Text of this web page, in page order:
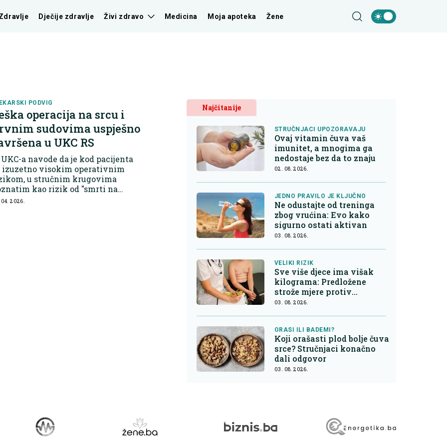
Dječije zdravlje Živi zdravo Medicina Moja apoteka Žene
PODVIG
operacija na srcu i
sudovima uspješno
u UKC RS
a navode da je kod pacijenta
izuzetno visokim operativnim
u stručnim krugovima
kao rizik od "smrti na
izvršena kompleksna
2026.
Najčitanije
STRUČNJACI UPOZORAVAJU
Ovaj vitamin čuva vaš
imunitet, a mnogima ga
nedostaje bez da to znaju
02. 08. 2026.
JEDNO PRAVILO JE KLJUČNO
Ne odustajte od treninga
zbog vrućina: Evo kako
sigurno ostati aktivan
03. 08. 2026.
VELIKI RIZIK
Sve više djece ima višak
kilograma: Predložene
strože mjere protiv
nezdrave hrane
03. 08. 2026.
ORASI ILI BADEMI?
Koji orašasti plod bolje čuva
srce? Stručnjaci konačno
dali odgovor
03. 08. 2026.